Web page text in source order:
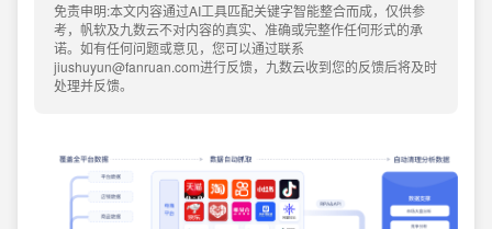
免责申明:本文内容通过AI工具匹配关键字智能整合而成，仅供参
考，帆软及九数云不对内容的真实、准确或完整作任何形式的承
诺。如有任何问题或意见，您可以通过联系
jiushuyun@fanruan.com进行反馈，九数云收到您的反馈后将及时
处理并反馈。